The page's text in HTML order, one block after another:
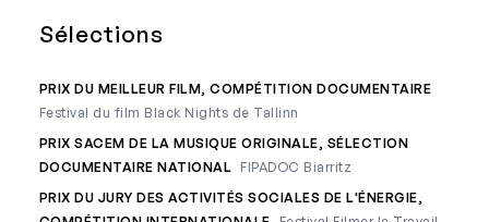
Sélections
PRIX DU MEILLEUR FILM, COMPÉTITION DOCUMENTAIRE
Festival du film Black Nights de Tallinn
PRIX SACEM DE LA MUSIQUE ORIGINALE, SÉLECTION
DOCUMENTAIRE NATIONAL FIPADOC Biarritz
PRIX DU JURY DES ACTIVITÉS SOCIALES DE L'ÉNERGIE,